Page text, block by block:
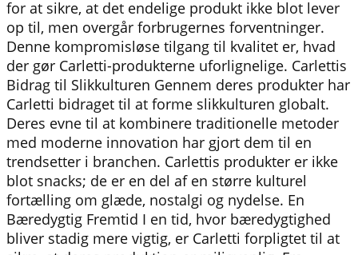
for at sikre, at det endelige produkt ikke blot lever
op til, men overgår forbrugernes forventninger.
Denne kompromisløse tilgang til kvalitet er, hvad
der gør Carletti-produkterne uforlignelige. Carlettis
Bidrag til Slikkulturen Gennem deres produkter har
Carletti bidraget til at forme slikkulturen globalt.
Deres evne til at kombinere traditionelle metoder
med moderne innovation har gjort dem til en
trendsetter i branchen. Carlettis produkter er ikke
blot snacks; de er en del af en større kulturel
fortælling om glæde, nostalgi og nydelse. En
Bæredygtig Fremtid I en tid, hvor bæredygtighed
bliver stadig mere vigtig, er Carletti forpligtet til at